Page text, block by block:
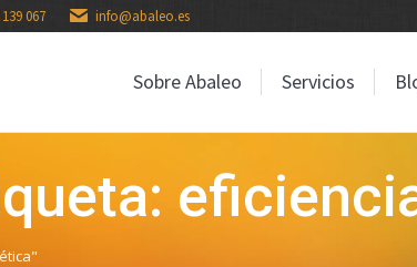
067 info@abaleo.es
Sobre Abaleo Servicios